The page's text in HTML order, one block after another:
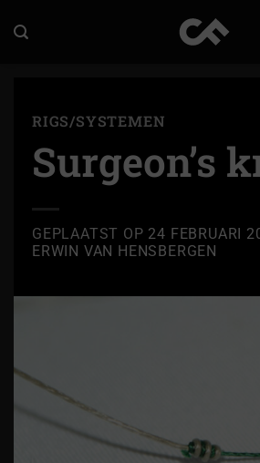
naar
RIGS/SYSTEMEN
Surgeon’s
GEPLAATST OP 24 FEBRUARI
ERWIN VAN HENSBERGEN